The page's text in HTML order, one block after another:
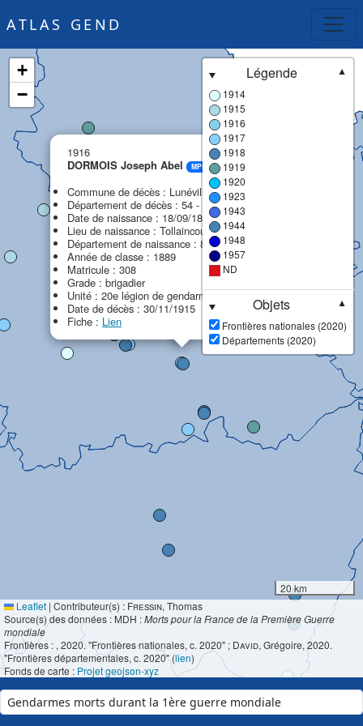
ATLAS GEND
1916
DORMOIS Joseph Abel
MPF
Commune de décès : Lunéville
Département de décès : 54 - Meurthe-et-Moselle
Date de naissance : 18/09/1869
Lieu de naissance : Tollaincourt
Département de naissance : 88 - Vosges
Année de classe : 1889
Matricule : 308
Grade : brigadier
Unité : 20e légion de gendarmerie (20e LG)
Date de décès : 30/11/1915
Fiche : Lien
+
−
Légende
▼
1914
1915
1916
1917
1918
1919
1920
1923
1943
1944
1948
1957
ND
Objets
▼
Frontières nationales (2020)
Départements (2020)
20 km
Leaflet | Contributeur(s) : Fressin, Thomas
Source(s) des données : MDH :Morts pour la France de la Première Guerre
mondiale
Frontières : , 2020. "Frontières nationales, c. 2020" ; David, Grégoire, 2020.
"Frontières départementales, c. 2020" (lien)
Fonds de carte : Projet geojson-xyz